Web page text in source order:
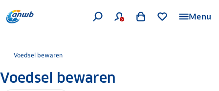
Menu
Voedsel bewaren
Voedsel bewaren